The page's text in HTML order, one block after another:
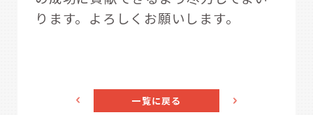
ります。よろしくお願いします。
一覧に戻る